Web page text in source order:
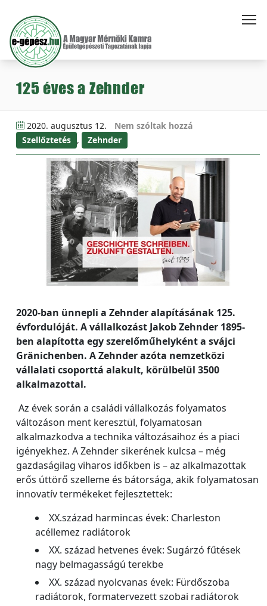
125 éves a Zehnder
2020. augusztus 12.
Nem szóltak hozzá
Szellőztetés , Zehnder
2020-ban ünnepli a Zehnder alapításának 125.
évfordulóját. A vállalkozást Jakob Zehnder 1895-
ben alapította egy szerelőműhelyként a svájci
Gränichenben. A Zehnder azóta nemzetközi
vállalati csoporttá alakult, körülbelül 3500
alkalmazottal.
Az évek során a családi vállalkozás folyamatos
változáson ment keresztül, folyamatosan
alkalmazkodva a technika változásaihoz és a piaci
igényekhez. A Zehnder sikerének kulcsa – még
gazdaságilag viharos időkben is – az alkalmazottak
erős úttörő szelleme és bátorsága, akik folyamatosan
innovatív termékeket fejlesztettek:
XX.század harmincas évek: Charleston
acéllemez radiátorok
XX. század hetvenes évek: Sugárzó fűtések
nagy belmagasságú terekbe
XX. század nyolcvanas évek: Fürdőszoba
radiátorok, formatervezett szobai radiátorok